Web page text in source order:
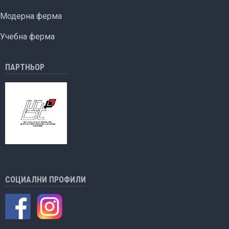
Модерна ферма
Учебна ферма
ПАРТНЬОР
СОЦИАЛНИ ПРОФИЛИ